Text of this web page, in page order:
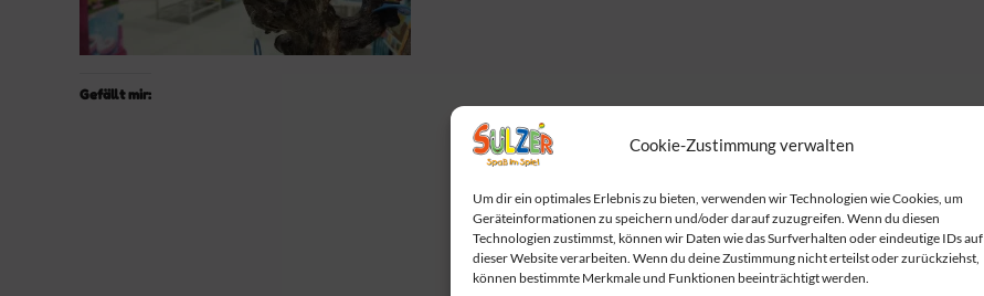
Cookie-Zustimmung verwalten
Um dir ein optimales Erlebnis zu bieten, verwenden wir Technologien wie Cookies, um
Geräteinformationen zu speichern und/oder darauf zuzugreifen. Wenn du diesen
Technologien zustimmst, können wir Daten wie das Surfverhalten oder eindeutige IDs auf
dieser Website verarbeiten. Wenn du deine Zustimmung nicht erteilst oder zurückziehst,
können bestimmte Merkmale und Funktionen beeinträchtigt werden.
Gefällt mir: